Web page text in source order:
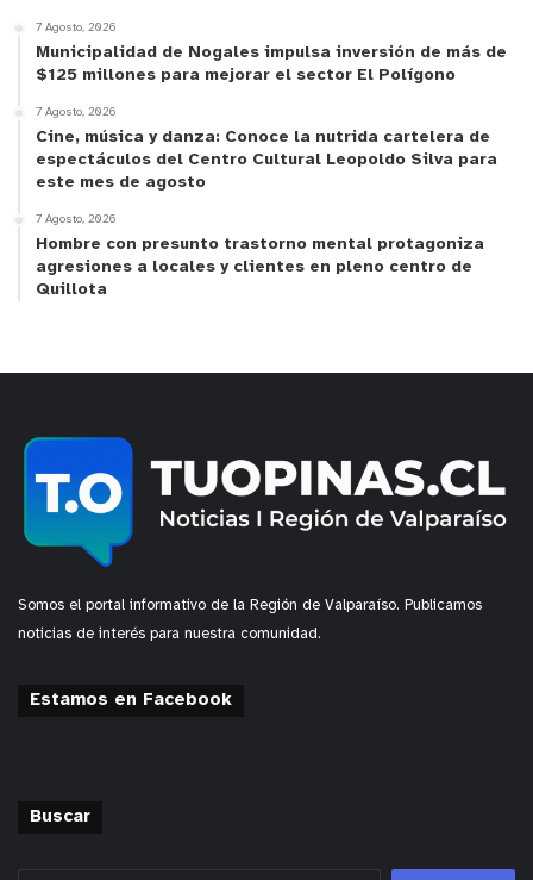
7 Agosto, 2026
Municipalidad de Nogales impulsa inversión de más de
$125 millones para mejorar el sector El Polígono
7 Agosto, 2026
Cine, música y danza: Conoce la nutrida cartelera de
espectáculos del Centro Cultural Leopoldo Silva para
este mes de agosto
7 Agosto, 2026
Hombre con presunto trastorno mental protagoniza
agresiones a locales y clientes en pleno centro de
Quillota
Somos el portal informativo de la Región de Valparaíso. Publicamos
noticias de interés para nuestra comunidad.
Estamos en Facebook
Buscar